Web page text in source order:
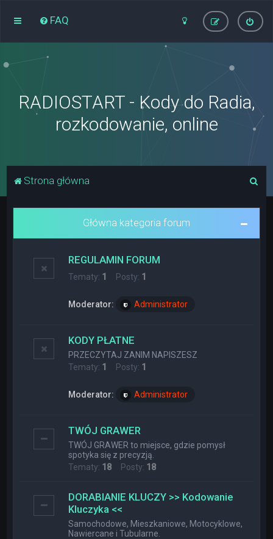
FAQ
RADIOSTART - Kody do Radia,
rozkodowanie, online
Strona główna
Główna kategoria forum
REGULAMIN FORUM
Tematy: 1 Posty: 1
Moderator: Administrator
KODY PŁATNE
PRZECZYTAJ ZANIM NAPISZESZ
Tematy: 1 Posty: 1
Moderator: Administrator
TWÓJ GRAWER
TWÓJ GRAWER to miejsce, gdzie pomysł
spotyka się z precyzją.
Tematy: 18 Posty: 18
DORABIANIE KLUCZY >> Kodowanie
Kluczyka <<
Samochodowe, Mieszkaniowe, Motocyklowe,
Nawiercane i Tubularne.